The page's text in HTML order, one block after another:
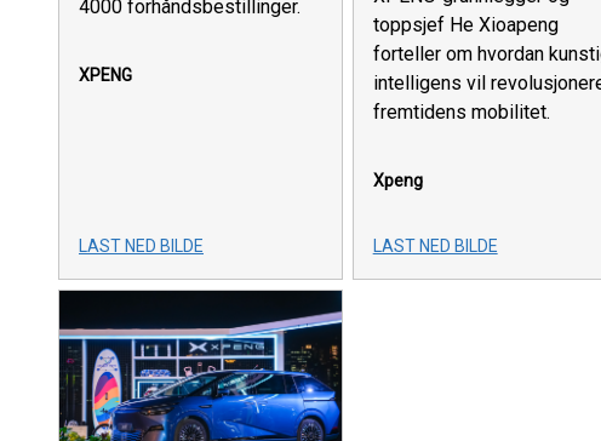
4000 forhåndsbestillinger.
XPENG
LAST NED BILDE
toppsjef He Xioapeng
forteller om hvordan
intelligens vil
fremtidens mobilitet.
Xpeng
LAST NED BILDE